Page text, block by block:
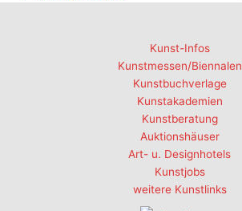
Kunst-Infos
Kunstmessen/Biennalen
Kunstbuchverlage
Kunstakademien
Kunstberatung
Auktionshäuser
Art- u. Designhotels
Kunstjobs
weitere Kunstlinks